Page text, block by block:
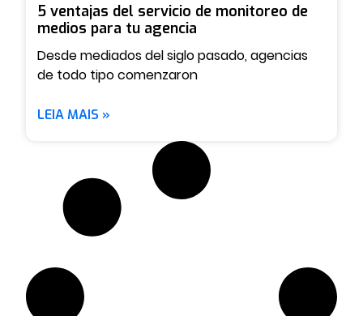
5 ventajas del servicio de monitoreo de
medios para tu agencia
Desde mediados del siglo pasado, agencias
de todo tipo comenzaron
LEIA MAIS »